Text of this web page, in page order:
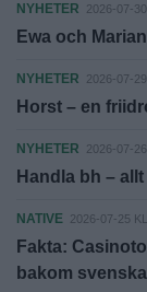
NYHETER 2026-07-
Ewa och
NYHETER 2026-07-
Horst – en
NYHETER 2026-07-
Handla bh –
NATIVE 2026-07-25
Fakta:
bakom